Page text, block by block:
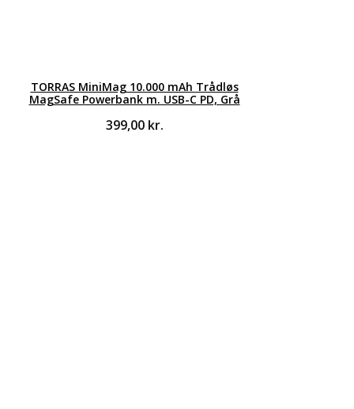
TORRAS MiniMag 10.000 mAh Trådløs
MagSafe Powerbank m. USB-C PD, Grå
399,00 kr.